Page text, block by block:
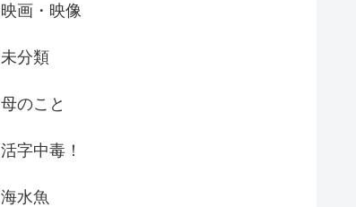
映画・映像
未分類
母のこと
活字中毒！
海水魚